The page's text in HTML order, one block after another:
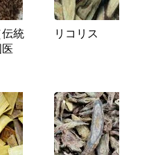
統
リコリス